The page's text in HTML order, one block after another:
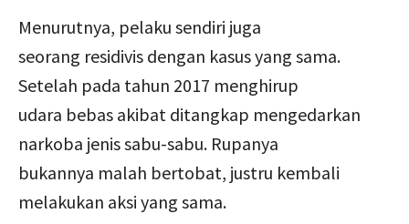
Menurutnya, pelaku sendiri juga
seorang residivis dengan kasus yang sama.
Setelah pada tahun 2017 menghirup
udara bebas akibat ditangkap mengedarkan
narkoba jenis sabu-sabu. Rupanya
bukannya malah bertobat, justru kembali
melakukan aksi yang sama.